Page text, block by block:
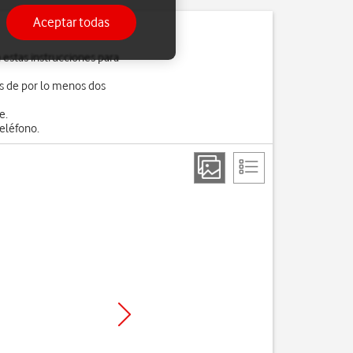
instrucciones para
de por lo menos dos
Aceptar todas